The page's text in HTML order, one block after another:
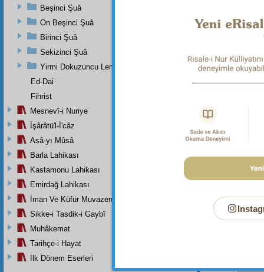
etmek
Beşinci Şuâ
On Beşinci Şuâ
Birinci Şuâ
Sekizinci Şuâ
Yirmi Dokuzuncu Lem'adan İkinci Bab
Ed-Dai
Fihrist
Mesnevî-i Nuriye
İşârâtü'l-İ'câz
Asâ-yı Mûsâ
Barla Lahikası
Kastamonu Lahikası
Emirdağ Lahikası
İman Ve Küfür Muvazeneleri
Sikke-i Tasdik-i Gaybî
Muhâkemat
Tarihçe-i Hayat
İlk Dönem Eserleri